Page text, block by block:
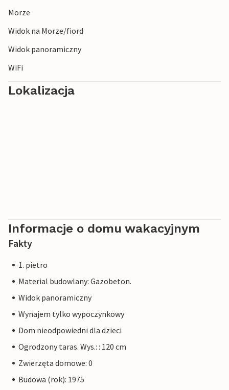
Morze
Widok na Morze/fiord
Widok panoramiczny
WiFi
Lokalizacja
Informacje o domu wakacyjnym
Fakty
1. pietro
Material budowlany: Gazobeton.
Widok panoramiczny
Wynajem tylko wypoczynkowy
Dom nieodpowiedni dla dzieci
Ogrodzony taras. Wys.: : 120 cm
Zwierzęta domowe: 0
Budowa (rok): 1975